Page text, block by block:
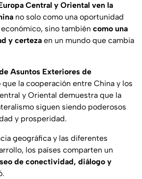
Central y Oriental ven la
no solo como una oportunidad
sino también como una
y certeza en un mundo que cambia
Asuntos Exteriores de
que la cooperación entre China y los
y Oriental demuestra que la
siguen siendo poderosos
y prosperidad.
geográfica y las diferentes
los países comparten un
de conectividad, diálogo y